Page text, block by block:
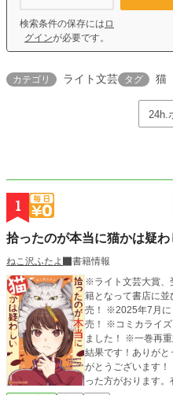
検索条件の保存には ロ
グインが必要です。
カテゴリ ライト文芸 タグ 猫
1
拾ったのが本当に猫かは疑わ
ねこ沢ふたよ
書籍情報
※ライト文芸大賞、
籍となって書店に
売！ ※2025年7月
売！ ※コミカライ
ました！ ※一巻再
結果です！ありが
がとうございます
った方がおります